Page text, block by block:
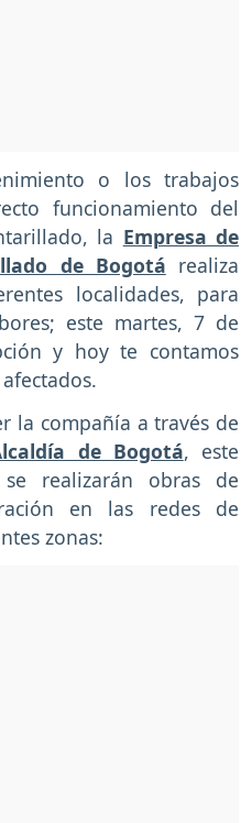
o los trabajos
funcionamiento del
la Empresa de
de Bogotá realiza
localidades, para
este martes, 7 de
y hoy te contamos
la compañía a través de
de Bogotá, este
realizarán obras de
en las redes de
zonas: